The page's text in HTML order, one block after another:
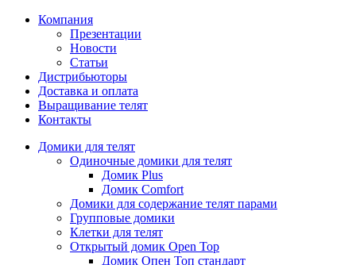
Компания
Презентации
Новости
Статьи
Дистрибьюторы
Доставка и оплата
Выращивание телят
Контакты
Домики для телят
Одиночные домики для телят
Домик Plus
Домик Comfort
Домики для содержание телят парами
Групповые домики
Клетки для телят
Открытый домик Open Top
Домик Опен Топ стандарт